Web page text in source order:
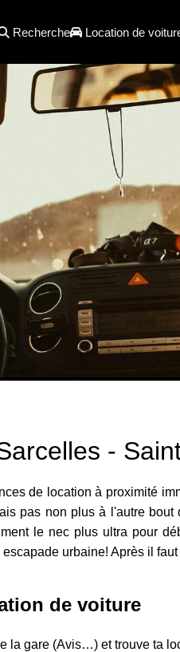
Recherche Location de
-
de location à proximité
pas non plus à l'autre bout
le nec plus ultra pour
urbaine! Après il
de voiture
la gare (Avis…) et trouve ta